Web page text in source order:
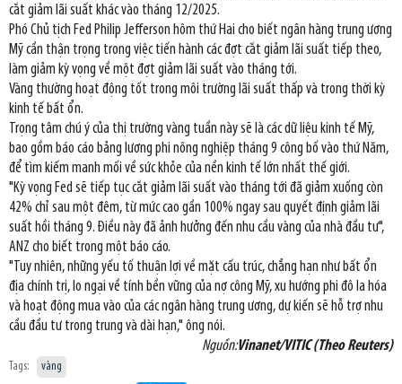
cắt giảm lãi suất khác vào tháng 12/2025.
Phó Chủ tịch Fed Philip Jefferson hôm thứ Hai cho biết ngân hàng trung ương
Mỹ cần thận trọng trong việc tiến hành các đợt cắt giảm lãi suất tiếp theo,
làm giảm kỳ vọng về một đợt giảm lãi suất vào tháng tới.
Vàng thường hoạt động tốt trong môi trường lãi suất thấp và trong thời kỳ
kinh tế bất ổn.
Trọng tâm chú ý của thị trường vàng tuần này sẽ là các dữ liệu kinh tế Mỹ,
bao gồm báo cáo bảng lương phi nông nghiệp tháng 9 công bố vào thứ Năm,
để tìm kiếm manh mối về sức khỏe của nền kinh tế lớn nhất thế giới.
"Kỳ vọng Fed sẽ tiếp tục cắt giảm lãi suất vào tháng tới đã giảm xuống còn
42% chỉ sau một đêm, từ mức cao gần 100% ngay sau quyết định giảm lãi
suất hồi tháng 9. Điều này đã ảnh hưởng đến nhu cầu vàng của nhà đầu tư",
ANZ cho biết trong một báo cáo.
"Tuy nhiên, những yếu tố thuận lợi về mặt cấu trúc, chẳng hạn như bất ổn
địa chính trị, lo ngại về tính bền vững của nợ công Mỹ, xu hướng phi đô la hóa
và hoạt động mua vào của các ngân hàng trung ương, dự kiến sẽ hỗ trợ nhu
cầu đầu tư trong trung và dài hạn," ông nói.
Nguồn:Vinanet/VITIC (Theo Reuters)
Tags: vàng